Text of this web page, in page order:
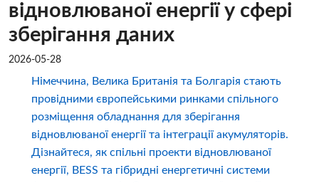
відновлюваної енергії у сфері
зберігання даних
2026-05-28
Німеччина, Велика Британія та Болгарія стають
провідними європейськими ринками спільного
розміщення обладнання для зберігання
відновлюваної енергії та інтеграції акумуляторів.
Дізнайтеся, як спільні проекти відновлюваної
енергії, BESS та гібридні енергетичні системи